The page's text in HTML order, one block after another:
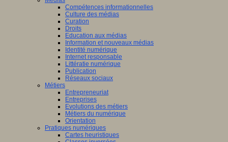
Compétences informationnelles
Culture des médias
Curation
Droits
Education aux médias
Information et nouveaux médias
Identité numérique
Internet responsable
Littératie numérique
Publication
Réseaux sociaux
Métiers
Entrepreneuriat
Entreprises
Evolutions des métiers
Métiers du numérique
Orientation
Pratiques numériques
Cartes heuristiques